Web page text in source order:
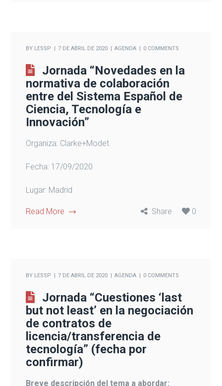
BY LESSP 7 DE ABRIL DE 2020 AGENDA 0 COMMENTS
Jornada “Novedades en la
normativa de colaboración
entre del Sistema Español de
Ciencia, Tecnología e
Innovación”
Organiza: Clarke+Modet
Fecha: 17/09/2020
Lugar: Madrid
Read More Share 0
BY LESSP 7 DE ABRIL DE 2020 AGENDA 0 COMMENTS
Jornada “Cuestiones ‘last
but not least’ en la negociación
de contratos de
licencia/transferencia de
tecnología” (fecha por
confirmar)
Breve descripción del tema a abordar: